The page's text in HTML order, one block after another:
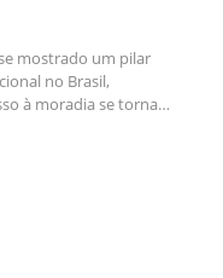
mostrado um pilar
no Brasil,
à moradia se torna…